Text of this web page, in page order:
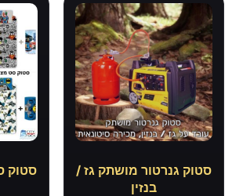
סטוק גנרטור מושתק גז /
בנזין
סטוק